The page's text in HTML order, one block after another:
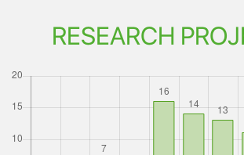
RESEARCH